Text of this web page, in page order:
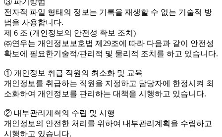
전자적 파일 형태의 정보는 기록을 재생할 수 없는 기술적 방
법을 사용합니다.
제 6 조 (개인정보의 안전성 확보 조치)
㈜연우는 개인정보보호법 제29조에 따라 다음과 같이 안전성
확보에 필요한기술적/관리적 및 물리적 조치를 하고 있습니다.
① 개인정보 취급 직원의 최소화 및 교육
개인정보를 취급하는 직원을 지정하고 담당자에 한정시켜 최
소화하여 개인정보를 관리하는 대책을 시행하고 있습니다.
② 내부관리계획의 수립 및 시행
개인정보의 안전한 처리를 위하여 내부관리계획을 수립하고
시행하고 있습니다.